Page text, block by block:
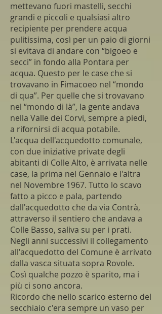
mettevano fuori mastelli, secchi
grandi e piccoli e qualsiasi altro
recipiente per prendere acqua
pulitissima, così per un paio di giorni
si evitava di andare con “bigoeo e
secci” in fondo alla Pontara per
acqua. Questo per le case che si
trovavano in Fimacoeo nel “mondo
di qua”. Per quelle che si trovavano
nel “mondo di là”, la gente andava
nella Valle dei Corvi, sempre a piedi,
a rifornirsi di acqua potabile.
L'acqua dell'acquedotto comunale,
con due iniziative private degli
abitanti di Colle Alto, è arrivata nelle
case, la prima nel Gennaio e l'altra
nel Novembre 1967. Tutto lo scavo
fatto a picco e pala, partendo
dall'acquedotto che da via Contrà,
attraverso il sentiero che andava a
Colle Basso, saliva su per i prati.
Negli anni successivi il collegamento
all'acquedotto del Comune è arrivato
dalla vasca situata sopra Rovole.
Così qualche pozzo è sparito, ma i
più ci sono ancora.
Ricordo che nello scarico esterno del
secchiaio c'era sempre un vaso per